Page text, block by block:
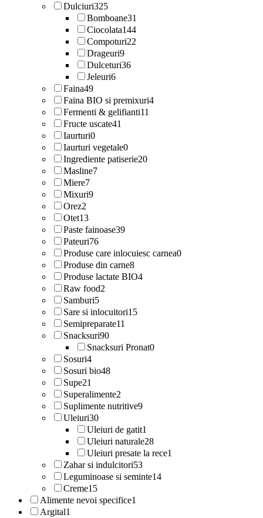
Dulciuri325
Bomboane31
Ciocolata144
Compoturi22
Drageuri9
Dulceturi36
Jeleuri6
Faina49
Faina BIO si premixuri4
Fermenti & gelifianti11
Fructe uscate41
Iaurturi0
Iaurturi vegetale0
Ingrediente patiserie20
Masline7
Miere7
Mixuri9
Orez2
Otet13
Paste fainoase39
Pateuri76
Produse care inlocuiesc carnea0
Produse din carne8
Produse lactate BIO4
Raw food2
Samburi5
Sare si inlocuitori15
Semipreparate11
Snacksuri90
Snacksuri Pronat0
Sosuri4
Sosuri bio48
Supe21
Superalimente2
Suplimente nutritive9
Uleiuri30
Uleiuri de gatit1
Uleiuri naturale28
Uleiuri presate la rece1
Zahar si indulcitori53
Leguminoase si seminte14
Creme15
Alimente nevoi specifice1
Argital1